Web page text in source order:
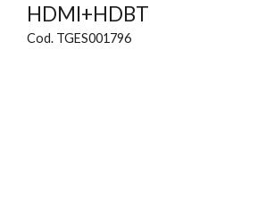
HDMI+HDBT
Cod. TGES001796